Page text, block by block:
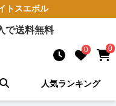
ト スエボル
で送料無料
0 0
人気ランキング